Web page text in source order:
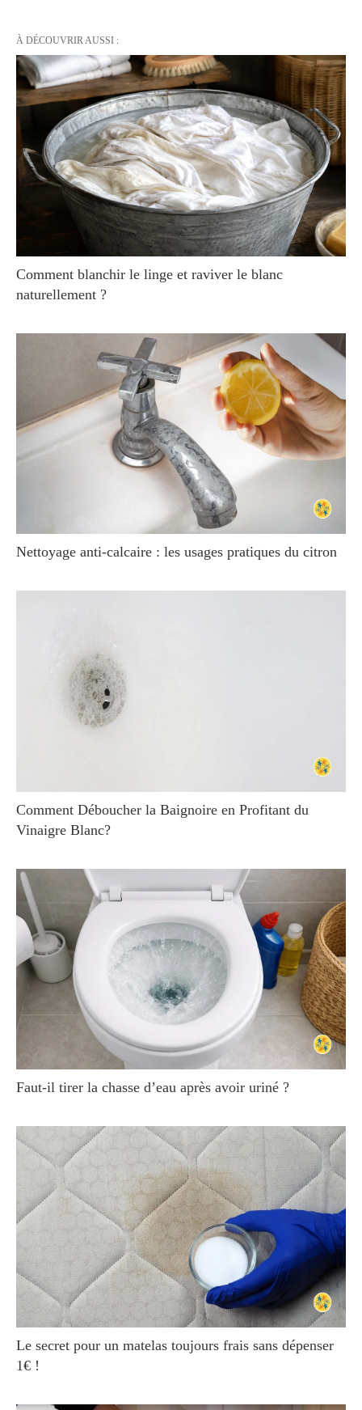
À DÉCOUVRIR AUSSI :
Comment blanchir le linge et raviver le blanc
naturellement ?
Nettoyage anti-calcaire : les usages pratiques du citron
Comment Déboucher la Baignoire en Profitant du
Vinaigre Blanc?
Faut-il tirer la chasse d’eau après avoir uriné ?
Le secret pour un matelas toujours frais sans dépenser
1€ !